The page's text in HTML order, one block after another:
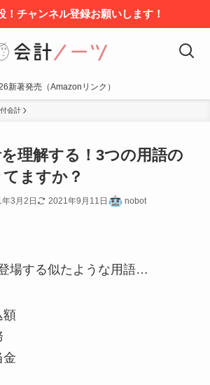
！チャンネル登録お願いします！
新著発売（Amazonリンク）
会計
理解する！3つの用語の
ますか？
3月2日 2021年9月11日 nobot
場する似たような用語…
額
金